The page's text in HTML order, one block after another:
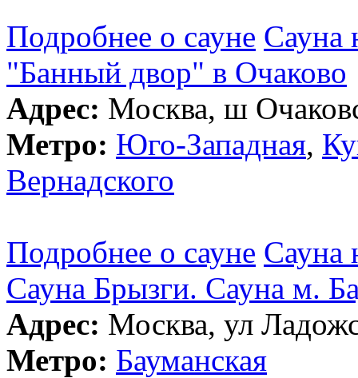
Подробнее о сауне Сауна
"Банный двор" в Очаково
Адрес: Москва, ш
Метро: Юго-Западная,
Вернадского
Подробнее о сауне Сауна
Сауна Брызги. Сауна м.
Адрес: Москва, ул
Метро: Бауманская